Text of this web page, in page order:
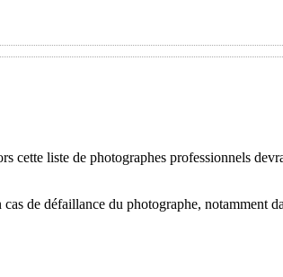
cette liste de photographes professionnels
de défaillance du photographe, notamment